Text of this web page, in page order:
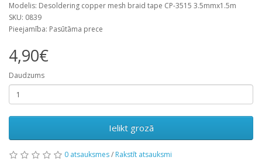
Modelis: Desoldering copper mesh braid tape CP-3515 3.5mmx1.5m
SKU: 0839
Pieejamība: Pasūtāma prece
4,90€
Daudzums
Ielikt grozā
0 atsauksmes/ Rakstīt atsauksmi